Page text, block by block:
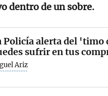
dentro de un sobre.
Policía alerta del 'timo
sufrir en tus
Ariz